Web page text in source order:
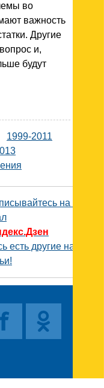
во
важность
Другие
и,
будут
1999-2011
на наш
есть другие наши